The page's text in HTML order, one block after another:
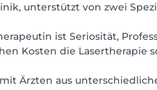
unterstützt von zwei
ist Seriosität,
Kosten die Lasertherapie
Ärzten aus